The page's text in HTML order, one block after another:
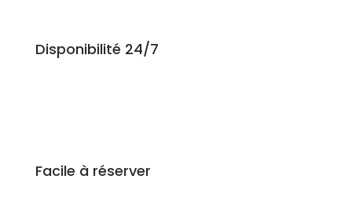
Disponibilité 24/7
Facile à réserver